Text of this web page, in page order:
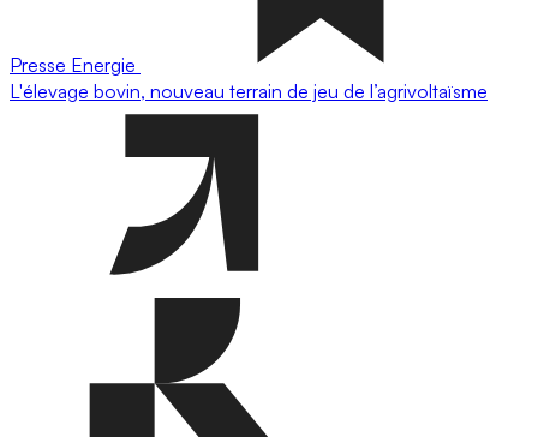
Presse Energie
L'élevage bovin, nouveau terrain de jeu de l’agrivoltaïsme